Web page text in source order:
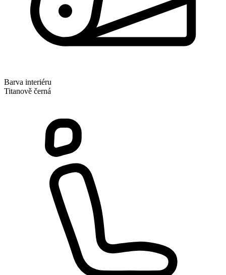
Barva interiéru
Titanově černá